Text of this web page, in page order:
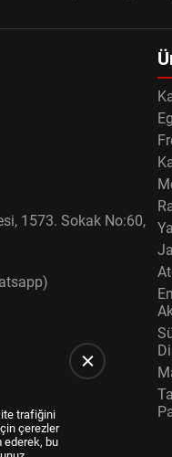
1573. Sokak No:60,
trafiğini
çerezler
ederek, bu